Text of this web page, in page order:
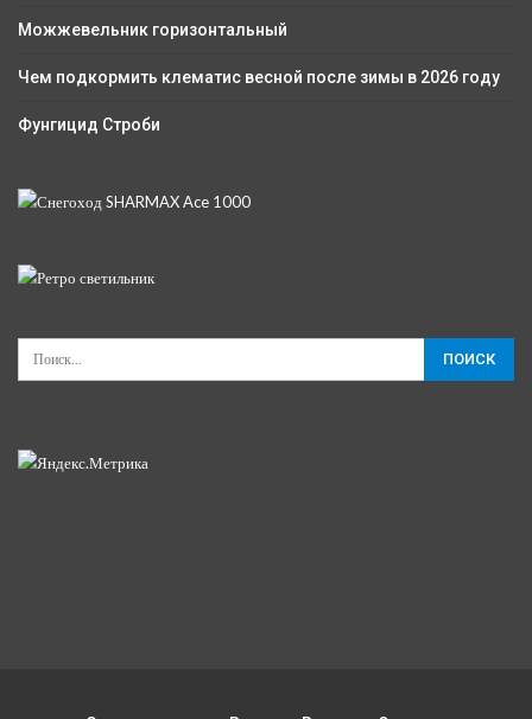
Можжевельник горизонтальный
Чем подкормить клематис весной после зимы в 2026 году
Фунгицид Строби